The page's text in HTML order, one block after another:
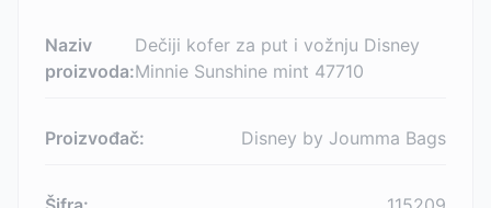
Naziv
proizvoda:
Dečiji kofer za put i vožnju Disney
Minnie Sunshine mint 47710
Proizvođač: Disney by Joumma Bags